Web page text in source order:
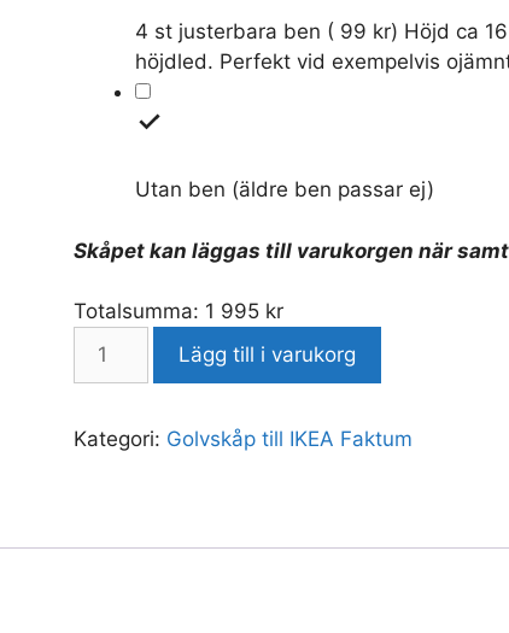
4 st justerbara ben ( 99 kr) Höjd ca
höjdled. Perfekt vid exempelvis
Utan ben (äldre ben passar ej)
Skåpet kan läggas till varukorgen när
Totalsumma: 1 995 kr
Lägg till i varukorg
Kategori: Golvskåp till IKEA Faktum